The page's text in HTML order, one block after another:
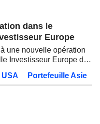
Publication des résultats - Q2 2026
Publication des résultats - Q2 2026
Les
sur la soutenabilité
dans le
Europe
une nouvelle opération
Investisseur Europe de
Portefeuille Asie